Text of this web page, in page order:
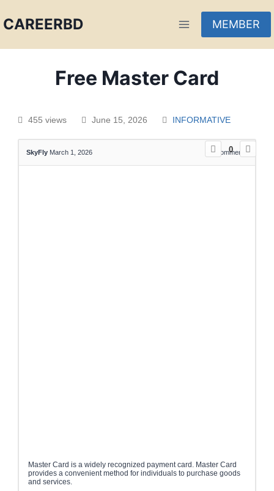
CAREERBD MEMBER
Free Master Card
455 views June 15, 2026 INFORMATIVE
0
SkyFly March 1, 2026 0Comments
Master Card is a widely recognized payment card. Master Card
provides a convenient method for individuals to purchase goods
and services.
PORTAL
FORUM